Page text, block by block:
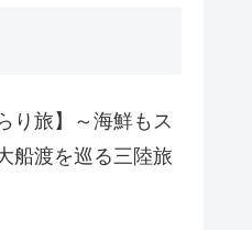
り旅】～海鮮もス
船渡を巡る三陸旅